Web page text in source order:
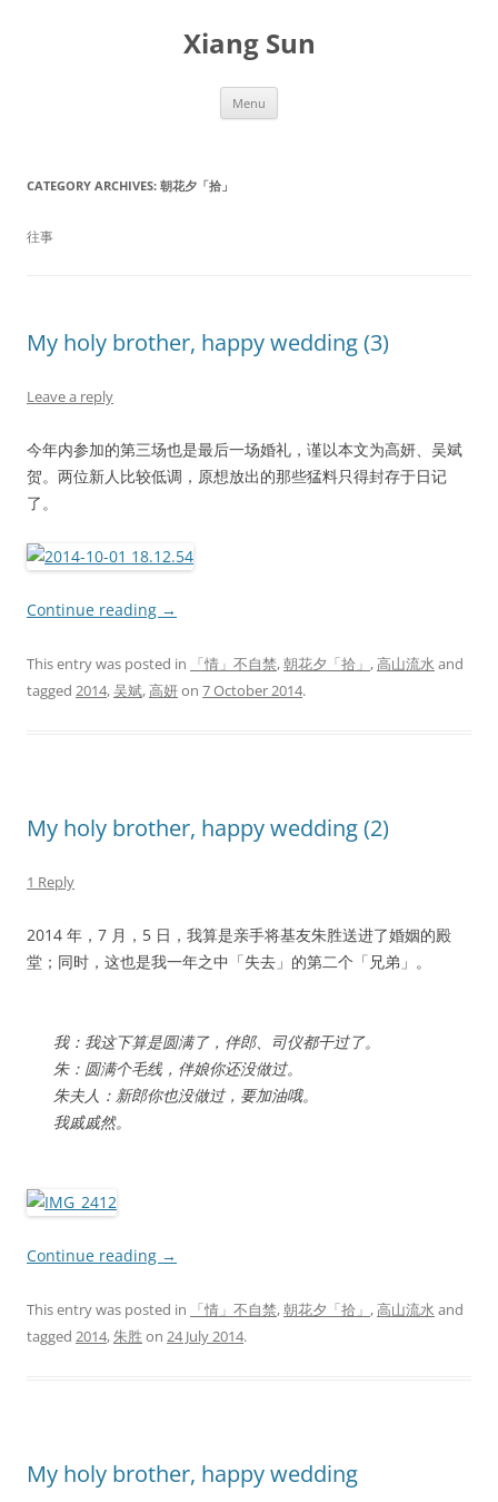
Xiang Sun
Menu
CATEGORY ARCHIVES: 朝花夕「拾」
往事
My holy brother, happy wedding (3)
Leave a reply
今年内参加的第三场也是最后一场婚礼，谨以本文为高妍、吴斌
贺。两位新人比较低调，原想放出的那些猛料只得封存于日记
了。
Continue reading →
This entry was posted in 「情」不自禁,朝花夕「拾」 ,高山流水 and
tagged 2014,吴斌,高妍on 7 October 2014.
My holy brother, happy wedding (2)
1 Reply
2014 年，7 月，5 日，我算是亲手将基友朱胜送进了婚姻的殿
堂；同时，这也是我一年之中「失去」的第二个「兄弟」。
我：我这下算是圆满了，伴郎、司仪都干过了。
朱：圆满个毛线，伴娘你还没做过。
朱夫人：新郎你也没做过，要加油哦。
我戚戚然。
Continue reading →
This entry was posted in 「情」不自禁,朝花夕「拾」 ,高山流水 and
tagged 2014,朱胜 on 24 July 2014.
My holy brother, happy wedding